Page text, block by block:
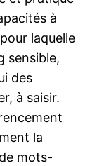
à
laquelle
sensible,
des
à saisir.
la
mots-